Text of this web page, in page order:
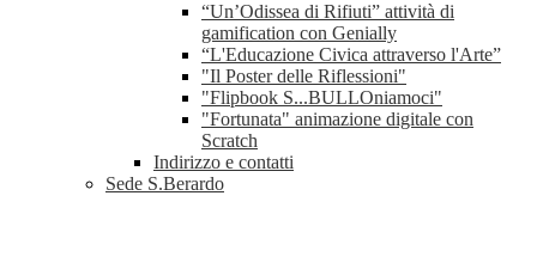
“Un’Odissea di Rifiuti” attività di
gamification con Genially
“L'Educazione Civica attraverso l'Arte”
"Il Poster delle Riflessioni"
"Flipbook S...BULLOniamoci"
"Fortunata" animazione digitale con
Scratch
Indirizzo e contatti
Sede S.Berardo